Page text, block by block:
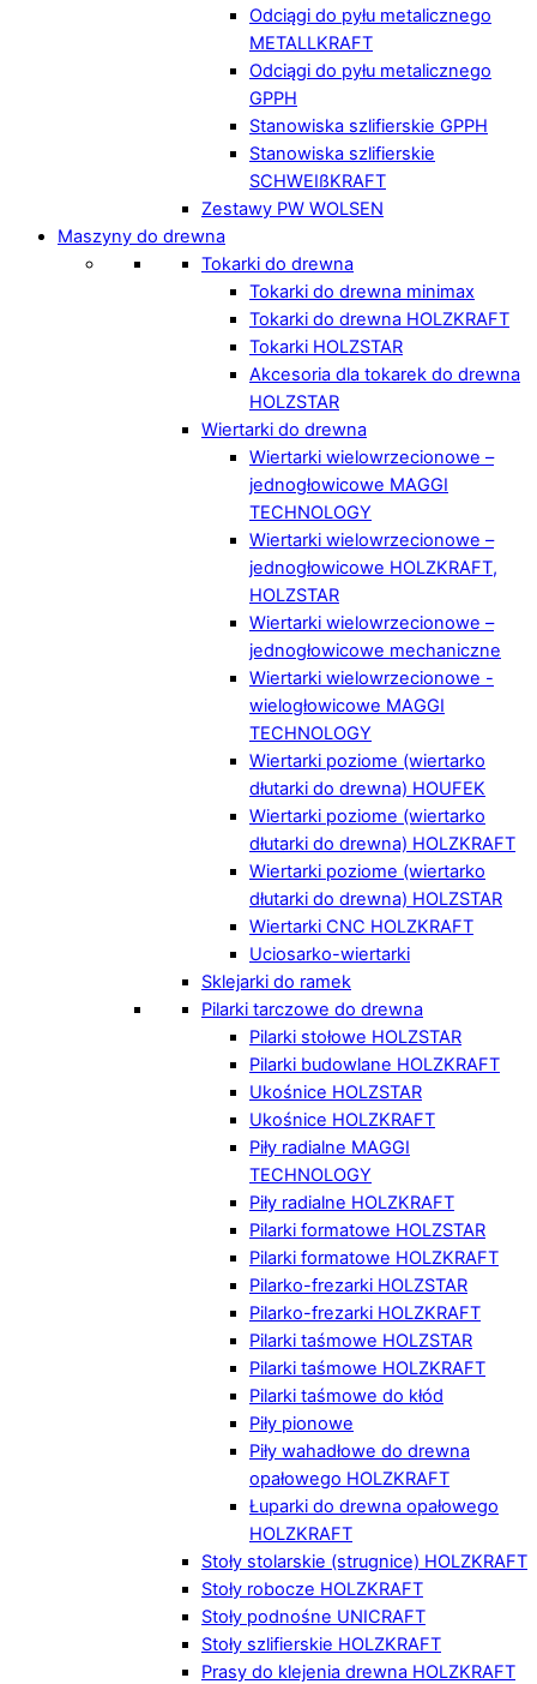
Odciągi do pyłu metalicznego
METALLKRAFT
Odciągi do pyłu metalicznego
GPPH
Stanowiska szlifierskie GPPH
Stanowiska szlifierskie
SCHWEIßKRAFT
Zestawy PW WOLSEN
Maszyny do drewna
Tokarki do drewna
Tokarki do drewna minimax
Tokarki do drewna HOLZKRAFT
Tokarki HOLZSTAR
Akcesoria dla tokarek do drewna
HOLZSTAR
Wiertarki do drewna
Wiertarki wielowrzecionowe –
jednogłowicowe MAGGI
TECHNOLOGY
Wiertarki wielowrzecionowe –
jednogłowicowe HOLZKRAFT,
HOLZSTAR
Wiertarki wielowrzecionowe –
jednogłowicowe mechaniczne
Wiertarki wielowrzecionowe -
wielogłowicowe MAGGI
TECHNOLOGY
Wiertarki poziome (wiertarko
dłutarki do drewna) HOUFEK
Wiertarki poziome (wiertarko
dłutarki do drewna) HOLZKRAFT
Wiertarki poziome (wiertarko
dłutarki do drewna) HOLZSTAR
Wiertarki CNC HOLZKRAFT
Uciosarko-wiertarki
Sklejarki do ramek
Pilarki tarczowe do drewna
Pilarki stołowe HOLZSTAR
Pilarki budowlane HOLZKRAFT
Ukośnice HOLZSTAR
Ukośnice HOLZKRAFT
Piły radialne MAGGI
TECHNOLOGY
Piły radialne HOLZKRAFT
Pilarki formatowe HOLZSTAR
Pilarki formatowe HOLZKRAFT
Pilarko-frezarki HOLZSTAR
Pilarko-frezarki HOLZKRAFT
Pilarki taśmowe HOLZSTAR
Pilarki taśmowe HOLZKRAFT
Pilarki taśmowe do kłód
Piły pionowe
Piły wahadłowe do drewna
opałowego HOLZKRAFT
Łuparki do drewna opałowego
HOLZKRAFT
Stoły stolarskie (strugnice) HOLZKRAFT
Stoły robocze HOLZKRAFT
Stoły podnośne UNICRAFT
Stoły szlifierskie HOLZKRAFT
Prasy do klejenia drewna HOLZKRAFT